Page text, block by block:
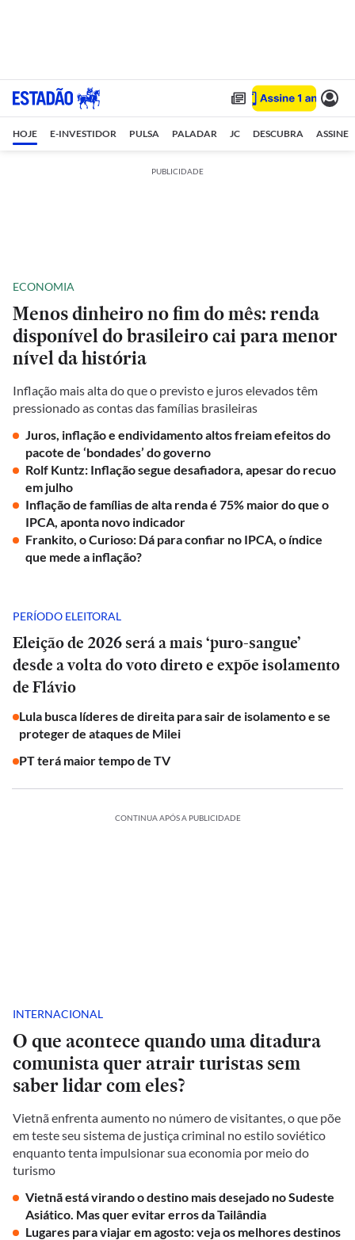
HOJE E-INVESTIDOR PULSA PALADAR JC DESCUBRA ASSINE
PUBLICIDADE
ECONOMIA
Menos dinheiro no fim do mês: renda
disponível do brasileiro cai para menor
nível da história
Inflação mais alta do que o previsto e juros elevados têm
pressionado as contas das famílias brasileiras
Juros, inflação e endividamento altos freiam efeitos do
pacote de ‘bondades’ do governo
Rolf Kuntz: Inflação segue desafiadora, apesar do recuo
em julho
Inflação de famílias de alta renda é 75% maior do que o
IPCA, aponta novo indicador
Frankito, o Curioso: Dá para confiar no IPCA, o índice
que mede a inflação?
PERÍODO ELEITORAL
Eleição de 2026 será a mais ‘puro-sangue’
desde a volta do voto direto e expõe isolamento
de Flávio
Lula busca líderes de direita para sair de isolamento e se
proteger de ataques de Milei
PT terá maior tempo de TV
CONTINUA APÓS A PUBLICIDADE
INTERNACIONAL
O que acontece quando uma ditadura
comunista quer atrair turistas sem
saber lidar com eles?
Vietnã enfrenta aumento no número de visitantes, o que põe
em teste seu sistema de justiça criminal no estilo soviético
enquanto tenta impulsionar sua economia por meio do
turismo
Vietnã está virando o destino mais desejado no Sudeste
Asiático. Mas quer evitar erros da Tailândia
Lugares para viajar em agosto: veja os melhores destinos